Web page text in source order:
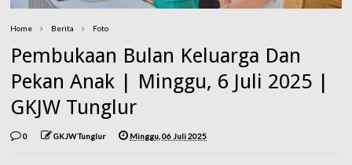
Home Berita Foto
Pembukaan Bulan Keluarga Dan
Pekan Anak | Minggu, 6 Juli 2025 |
GKJW Tunglur
0 GKJW Tunglur Minggu, 06 Juli 2025